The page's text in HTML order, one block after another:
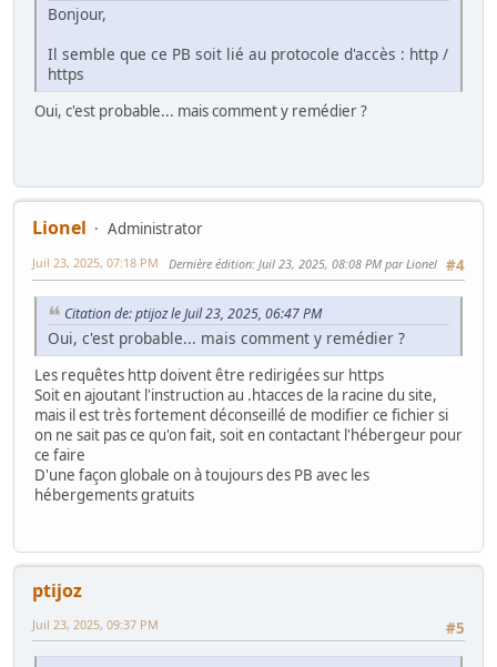
Bonjour,
Il semble que ce PB soit lié au protocole d'accès : http /
https
Oui, c'est probable... mais comment y remédier ?
Lionel
Administrator
#4
Juil 23, 2025, 07:18 PM Dernière édition: Juil 23, 2025, 08:08 PM par Lionel
Citation de: ptijoz le Juil 23, 2025, 06:47 PM
Oui, c'est probable... mais comment y remédier ?
Les requêtes http doivent être redirigées sur https
Soit en ajoutant l'instruction au .htacces de la racine du site,
mais il est très fortement déconseillé de modifier ce fichier si
on ne sait pas ce qu'on fait, soit en contactant l'hébergeur pour
ce faire
D'une façon globale on à toujours des PB avec les
hébergements gratuits
ptijoz
#5
Juil 23, 2025, 09:37 PM